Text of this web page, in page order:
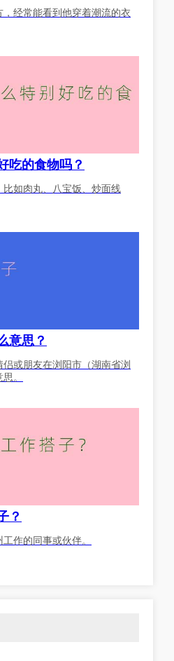
经常能看到他穿着潮流的衣
吃的食物吗？
如肉丸、八宝饭、炒面线
意思？
或朋友在浏阳市（湖南省浏
。
？
作的同事或伙伴。